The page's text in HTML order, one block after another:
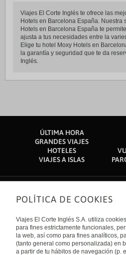
Viajes El Corte Inglés te ofrece las
Hotels en Barcelona España. Nuestra
Hotels en Barcelona España te
ajusta a tus necesidades entre la
Elige tu hotel Moxy Hotels en
la garantía y seguridad que te da
Inglés.
ÚLTIMA HORA
GRANDES VIAJES
HOTELES
VIAJES A ISLAS
Sobre nosotros
Quiénes somos
Financiación
Sostenibilidad
Turismo accesible
Tarjeta El Corte Inglés
Enlaces de interés
Guías de viaje
POLÍTICA DE COOKIES
Viajes El Corte Inglés S.A. utiliza
para fines estrictamente funcionales,
la web, así como para fines analíticos,
(tanto general como personalizada) en
a partir de tu hábitos de navegación (p.